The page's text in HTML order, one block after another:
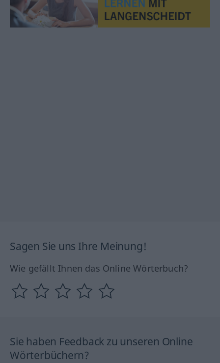
Sagen Sie uns Ihre Meinung!
Wie gefällt Ihnen das Online Wörterbuch?
Sie haben Feedback zu unseren Online
Wörterbüchern?